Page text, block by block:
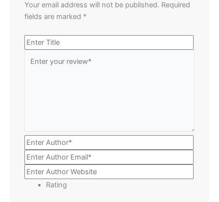
Your email address will not be published. Required
fields are marked *
Rating